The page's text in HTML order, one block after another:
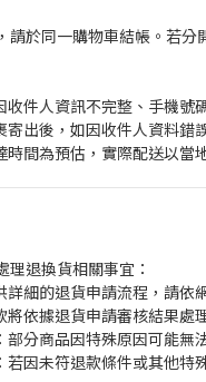
請於同一購物車結帳。若
收件人資訊不完整、手機號
寄出後，如因收件人資料錯
時間為預估，實際配送以當
理退換貨相關事宜：
詳細的退貨申請流程，請依
依據退貨申請審核結果處
部分商品因特殊原因可能無
若因未符退款條件或其他特